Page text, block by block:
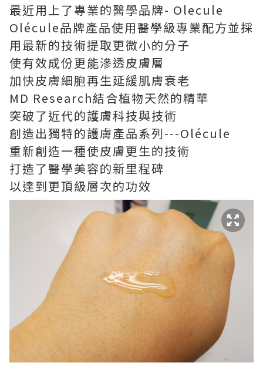
最近用上了專業的醫學品牌- Olecule
Olécule品牌產品使用醫學級專業配方並採
用最新的技術提取更微小的分子
使有效成份更能滲透皮膚層
加快皮膚細胞再生延緩肌膚衰老
MD Research結合植物天然的精華
突破了近代的護膚科技與技術
創造出獨特的護膚產品系列---Olécule
重新創造一種使皮膚更生的技術
打造了醫學美容的新里程碑
以達到更頂級層次的功效